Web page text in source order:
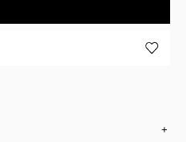
+